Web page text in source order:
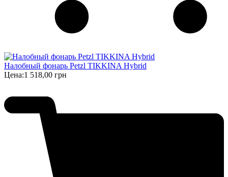
Налобный фонарь Petzl TIKKINA Hybrid
Цена:1 518,00 грн